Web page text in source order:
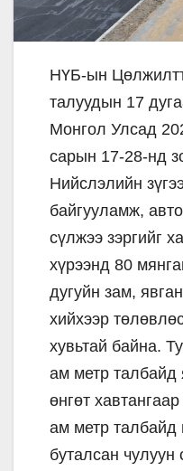
НҮБ-ын
талуудын 17
Монгол Улсад
сарын 17-28-нд
Нийслэлийн
байгууламж,
сүлжээ зэргийг
хүрээнд 80
дугуйн зам,
хийхээр
хувьтай байна.
ам метр талбайд
өнгөт
ам метр талбайд
буталсан